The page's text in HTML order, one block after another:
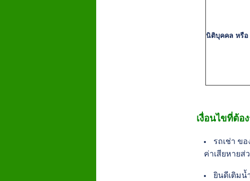
นิติบุคคล หรือ
เงื่อนไขที่ต้อ
รถเช่า ข
ค่าเสียหายส่
ยินดีเติมน้